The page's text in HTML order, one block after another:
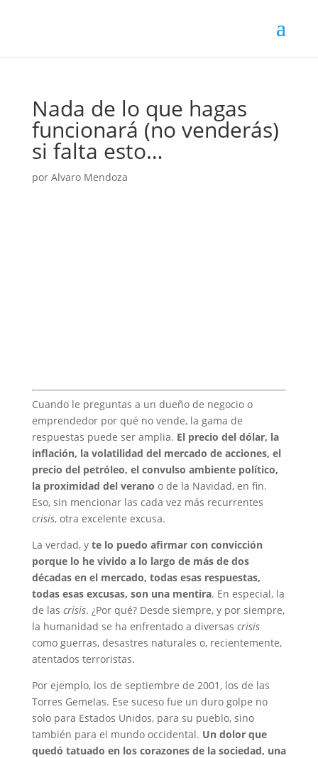
Nada de lo que hagas
funcionará (no venderás)
si falta esto…
por Alvaro Mendoza
Cuando le preguntas a un dueño de negocio o
emprendedor por qué no vende, la gama de
respuestas puede ser amplia. El precio del dólar, la
inflación, la volatilidad del mercado de acciones, el
precio del petróleo, el convulso ambiente político,
la proximidad del verano o de la Navidad, en fin.
Eso, sin mencionar las cada vez más recurrentes
crisis, otra excelente excusa.
La verdad, y te lo puedo afirmar con convicción
porque lo he vivido a lo largo de más de dos
décadas en el mercado, todas esas respuestas,
todas esas excusas, son una mentira. En especial, la
de las crisis. ¿Por qué? Desde siempre, y por siempre,
la humanidad se ha enfrentado a diversas crisis
como guerras, desastres naturales o, recientemente,
atentados terroristas.
Por ejemplo, los de septiembre de 2001, los de las
Torres Gemelas. Ese suceso fue un duro golpe no
solo para Estados Unidos, para su pueblo, sino
también para el mundo occidental. Un dolor que
quedó tatuado en los corazones de la sociedad, una